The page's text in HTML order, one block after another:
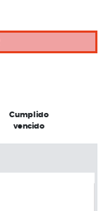
Cumplido
vencido